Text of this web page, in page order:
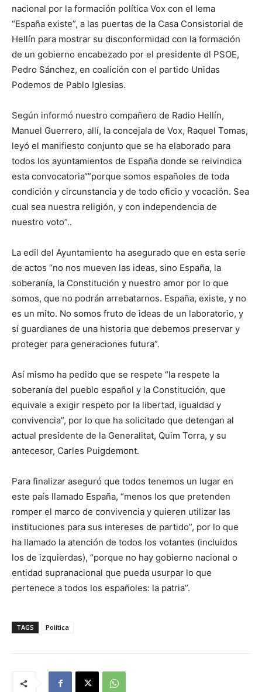
nacional por la formación política Vox con el lema
“España existe”, a las puertas de la Casa Consistorial de
Hellín para mostrar su disconformidad con la formación
de un gobierno encabezado por el presidente dl PSOE,
Pedro Sánchez, en coalición con el partido Unidas
Podemos de Pablo Iglesias.
Según informó nuestro compañero de Radio Hellín,
Manuel Guerrero, allí, la concejala de Vox, Raquel Tomas,
leyó el manifiesto conjunto que se ha elaborado para
todos los ayuntamientos de España donde se reivindica
esta convocatoria“”porque somos españoles de toda
condición y circunstancia y de todo oficio y vocación. Sea
cual sea nuestra religión, y con independencia de
nuestro voto”..
La edil del Ayuntamiento ha asegurado que en esta serie
de actos “no nos mueven las ideas, sino España, la
soberanía, la Constitución y nuestro amor por lo que
somos, que no podrán arrebatarnos. España, existe, y no
es un mito. No somos fruto de ideas de un laboratorio, y
sí guardianes de una historia que debemos preservar y
proteger para generaciones futura”.
Así mismo ha pedido que se respete “la respete la
soberanía del pueblo español y la Constitución, que
equivale a exigir respeto por la libertad, igualdad y
convivencia”, por lo que ha solicitado que detengan al
actual presidente de la Generalitat, Quim Torra, y su
antecesor, Carles Puigdemont.
Para finalizar aseguró que todos tenemos un lugar en
este país llamado España, “menos los que pretenden
romper el marco de convivencia y quieren utilizar las
instituciones para sus intereses de partido”, por lo que
ha llamado la atención de todos los votantes (incluidos
los de izquierdas), “porque no hay gobierno nacional o
entidad supranacional que pueda usurpar lo que
pertenece a todos los españoles: la patria”.
TAGS Política